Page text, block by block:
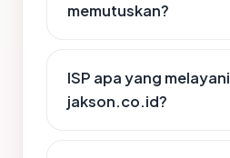
memutuskan?
ISP apa yang melayani
jakson.co.id?